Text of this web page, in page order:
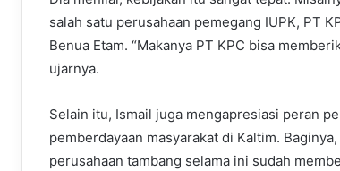
salah satu perusahaan pemegang IUPK, PT
Benua Etam. “Makanya PT KPC bisa
ujarnya.
Selain itu, Ismail juga mengapresiasi peran
pemberdayaan masyarakat di Kaltim.
perusahaan tambang selama ini sudah